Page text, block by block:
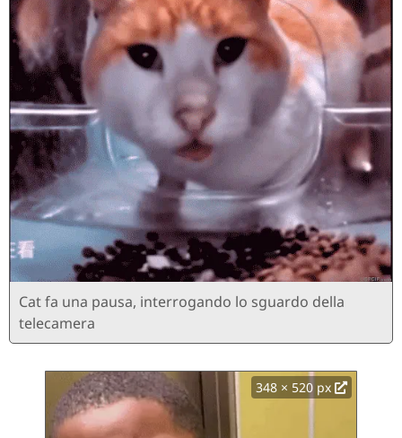
Cat fa una pausa, interrogando lo sguardo della
telecamera
348 × 520 px